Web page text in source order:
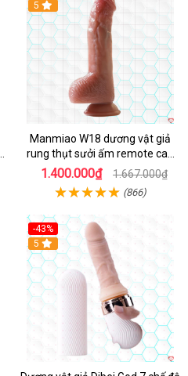
Hot
5
Manmiao W18 dương vật giả
rung thụt sưởi ấm remote cao
cấp
1.400.000₫ 1.667.000₫
(866)
-43%
Hot
5